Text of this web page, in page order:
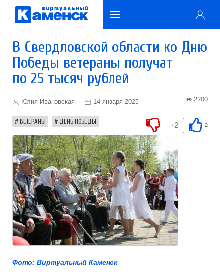
В Свердловской области ко Дню
Победы ветераны получат
по 25 тысяч рублей
Юлия Ивановская 14 января 2025 2200
ВЕТЕРАНЫ ДЕНЬ ПОБЕДЫ 2
+2
Фото: Виртуальный Каменск